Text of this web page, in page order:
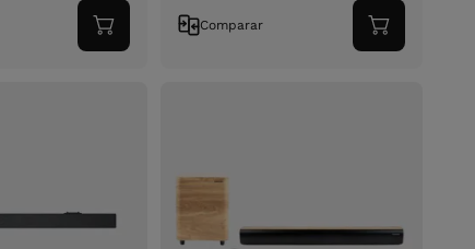
Adicionar
ao
Comparar
Adicionar
ao